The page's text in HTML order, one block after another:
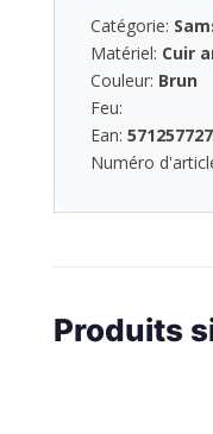
Catégorie:
Matériel: Cuir
Couleur: Brun
Feu:
Ean:
Numéro
Produits